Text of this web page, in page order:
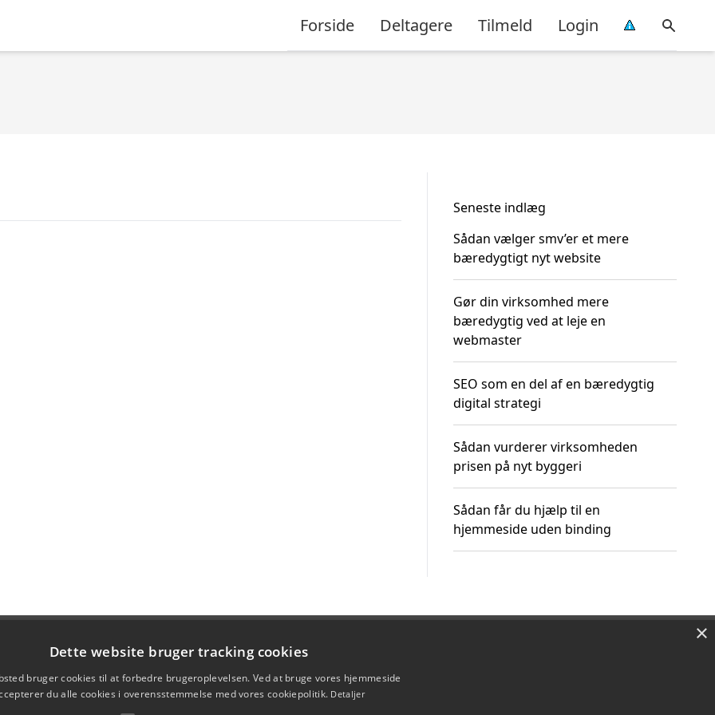
Forside Deltagere Tilmeld Login
Seneste indlæg
Sådan vælger smv’er et mere
bæredygtigt nyt website
Gør din virksomhed mere
bæredygtig ved at leje en
webmaster
SEO som en del af en bæredygtig
digital strategi
Sådan vurderer virksomheden
prisen på nyt byggeri
Sådan får du hjælp til en
hjemmeside uden binding
×
Dette website bruger tracking cookies
bruger cookies til at forbedre brugeroplevelsen. Ved at bruge vores hjemmeside
du alle cookies i overensstemmelse med vores cookiepolitik. Detaljer